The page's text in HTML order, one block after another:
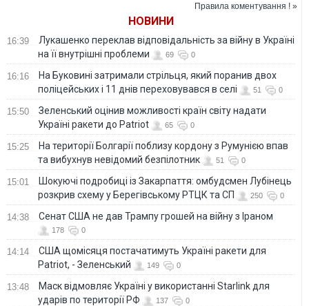
Правила коментування ! »
НОВИНИ
16:39
Лукашенко переклав відповідальність за війну в Україні
на її внутрішні проблеми
69 0
16:16
На Буковині затримали стрільця, який поранив двох
поліцейських і 11 днів переховувався в селі
51 0
15:50
Зеленський оцінив можливості країн світу надати
Україні ракети до Patriot
65 0
15:25
На території Болгарії поблизу кордону з Румунією впав
та вибухнув невідомий безпілотник
51 0
15:01
Шокуючі подробиці із Закарпаття: омбудсмен Лубінець
розкрив схему у Берегівському РТЦК та СП
250 0
14:38 Сенат США не дав Трампу грошей на війну з Іраном
178 0
14:14
США щомісяця постачатимуть Україні ракети для
Patriot, - Зеленський
149 0
13:48
Маск відмовляє Україні у використанні Starlink для
ударів по території РФ
137 0